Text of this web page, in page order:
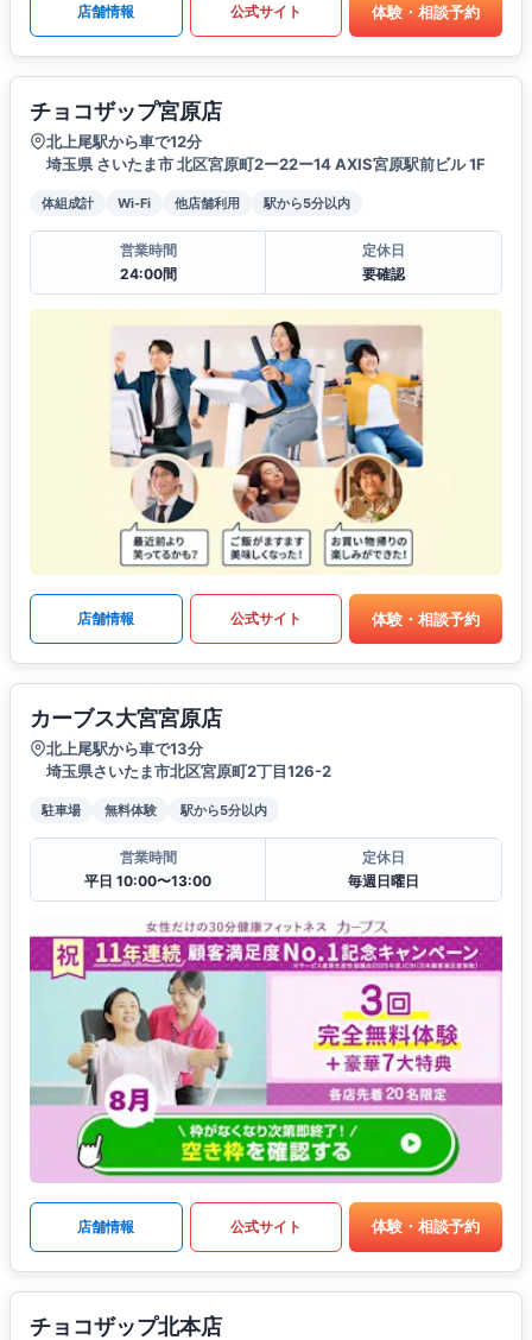
店舗情報 公式サイト 体験・相談予約
チョコザップ宮原店
北上尾駅から車で12分
埼玉県 さいたま市 北区宮原町2ー22ー14 AXIS宮原駅前ビル 1F
体組成計 Wi-Fi 他店舗利用 駅から5分以内
営業時間
24:00間
定休日
要確認
店舗情報 公式サイト 体験・相談予約
カーブス大宮宮原店
北上尾駅から車で13分
埼玉県さいたま市北区宮原町2丁目126-2
駐車場 無料体験 駅から5分以内
営業時間
平日 10:00〜13:00
定休日
毎週日曜日
店舗情報 公式サイト 体験・相談予約
チョコザップ北本店